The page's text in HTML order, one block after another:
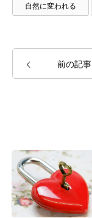
自然に変われる
前の記事